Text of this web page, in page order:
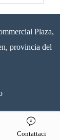
Plaza,
provincia del
Contattaci